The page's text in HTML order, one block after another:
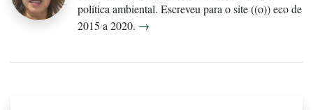
política ambiental. Escreveu para o site ((o)) eco de
2015 a 2020. →